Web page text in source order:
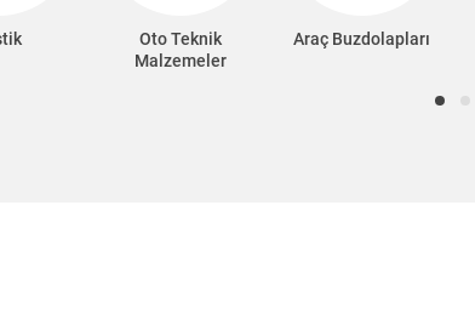
Oto Teknik
Malzemeler
Araç Buzdolapları